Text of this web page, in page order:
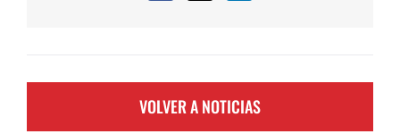
VOLVER A NOTICIAS